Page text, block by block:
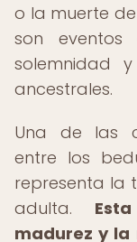
o la muerte
son
solemnidad
ancestrales.
Una de las
entre los
representa la
adulta.
madurez y la